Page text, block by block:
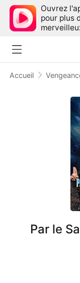
Ouvrez
pour plus
Accueil
Par le